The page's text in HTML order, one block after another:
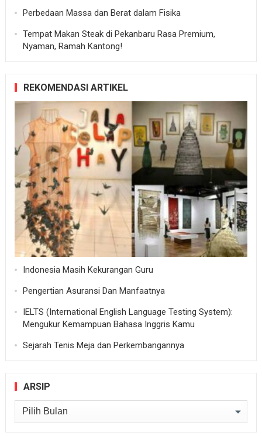
Perbedaan Massa dan Berat dalam Fisika
Tempat Makan Steak di Pekanbaru Rasa Premium,
Nyaman, Ramah Kantong!
REKOMENDASI ARTIKEL
Indonesia Masih Kekurangan Guru
Pengertian Asuransi Dan Manfaatnya
IELTS (International English Language Testing System):
Mengukur Kemampuan Bahasa Inggris Kamu
Sejarah Tenis Meja dan Perkembangannya
ARSIP
Arsip